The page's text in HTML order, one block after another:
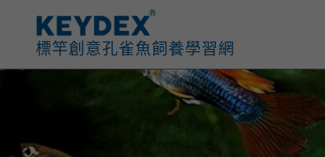
要
標竿創意孔雀魚飼養學習網